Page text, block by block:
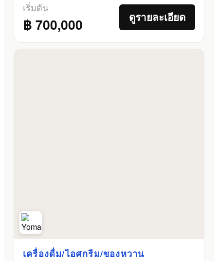
เริ่มต้น
฿ 700,000 ดูรายละเอียด
เครื่องดื่ม/ไอศกรีม/ของหวาน